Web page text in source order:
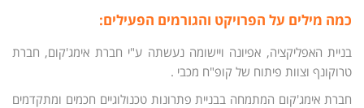
כמה מילים על הפרויקט והגורמים הפעילים:
בניית האפליקציה, אפיונה ויישומה נעשתה ע"י חברת אימג'קום, חברת
טרוקונף וצוות פיתוח של קופ"ח מכבי .
חברת אימג'קום המתמחה בבניית פתרונות טכנולוגיים חכמים ומתקדמים